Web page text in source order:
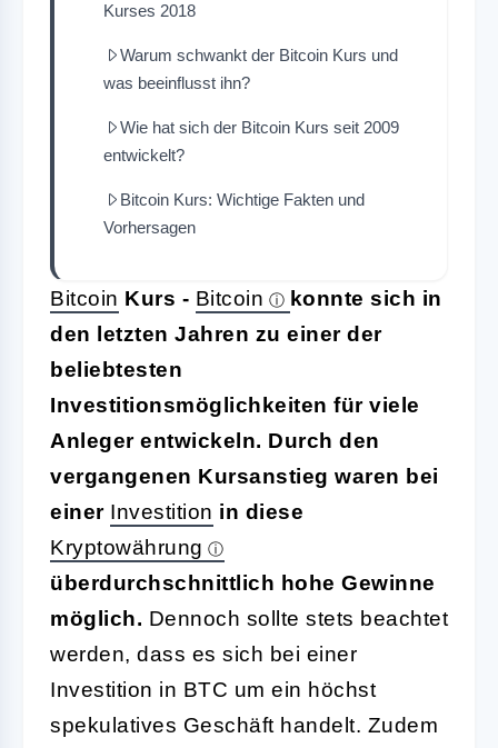
Kurses 2018
Warum schwankt der Bitcoin Kurs und
was beeinflusst ihn?
Wie hat sich der Bitcoin Kurs seit 2009
entwickelt?
Bitcoin Kurs: Wichtige Fakten und
Vorhersagen
Bitcoin Kurs - Bitcoin
konnte sich in
den letzten Jahren zu einer der
beliebtesten
Investitionsmöglichkeiten für viele
Anleger entwickeln. Durch den
vergangenen Kursanstieg waren bei
einer Investition in diese
Kryptowährung
überdurchschnittlich hohe Gewinne
möglich. Dennoch sollte stets beachtet
werden, dass es sich bei einer
Investition in BTC um ein höchst
spekulatives Geschäft handelt. Zudem